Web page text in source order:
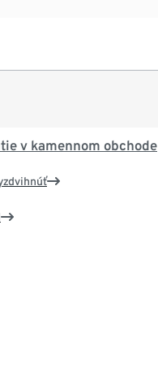
v kamennom obchode